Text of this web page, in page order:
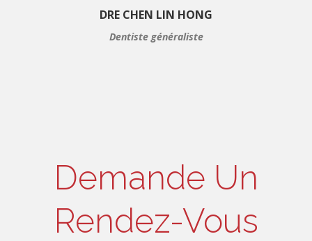
DRE CHEN LIN HONG
Dentiste généraliste
Demande Un
Rendez-Vous